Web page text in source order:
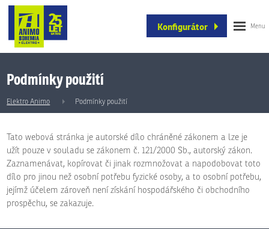
Konfigurátor
Podmínky použití
Elektro Animo Podmínky použití
Tato webová stránka je autorské dílo chráněné zákonem a lze je
užít pouze v souladu se zákonem č. 121/2000 Sb., autorský zákon.
Zaznamenávat, kopírovat či jinak rozmnožovat a napodobovat toto
dílo pro jinou než osobní potřebu fyzické osoby, a to osobní potřebu,
jejímž účelem zároveň není získání hospodářského či obchodního
prospěchu, se zakazuje.